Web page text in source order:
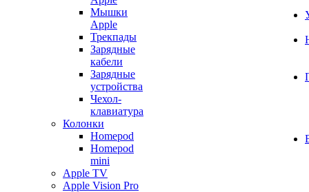
Мышки
Apple
Трекпады
Зарядные
кабели
Зарядные
устройства
Чехол-
клавиатура
Колонки
Homepod
Homepod
mini
Apple TV
Apple Vision Pro